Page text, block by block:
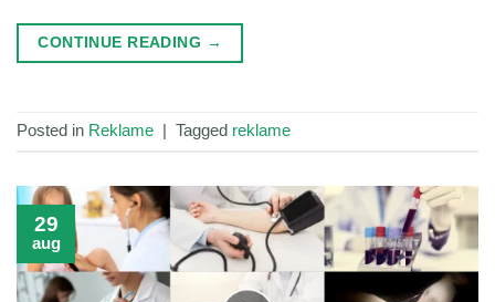
CONTINUE READING →
Posted in Reklame | Tagged reklame
29
aug